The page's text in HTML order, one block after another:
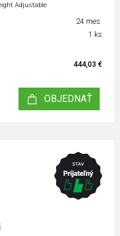
Adjustable
24 mes.
1 ks
444,03 €
OBJEDNAŤ